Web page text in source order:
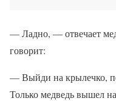
— Ладно, — отвечает
говорит:
— Выйди на крылечко,
Только медведь вышел